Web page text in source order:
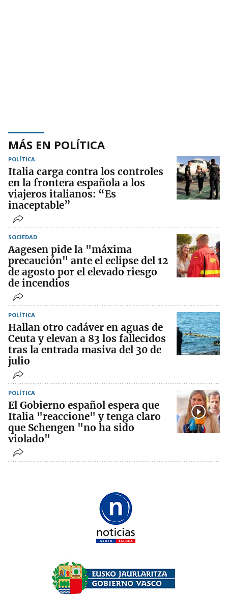
MÁS EN POLÍTICA
POLÍTICA
Italia carga contra los controles
en la frontera española a los
viajeros italianos: “Es
inaceptable”
SOCIEDAD
Aagesen pide la "máxima
precaución" ante el eclipse del 12
de agosto por el elevado riesgo
de incendios
POLÍTICA
Hallan otro cadáver en aguas de
Ceuta y elevan a 83 los fallecidos
tras la entrada masiva del 30 de
julio
POLÍTICA
El Gobierno español espera que
Italia "reaccione" y tenga claro
que Schengen "no ha sido
violado"